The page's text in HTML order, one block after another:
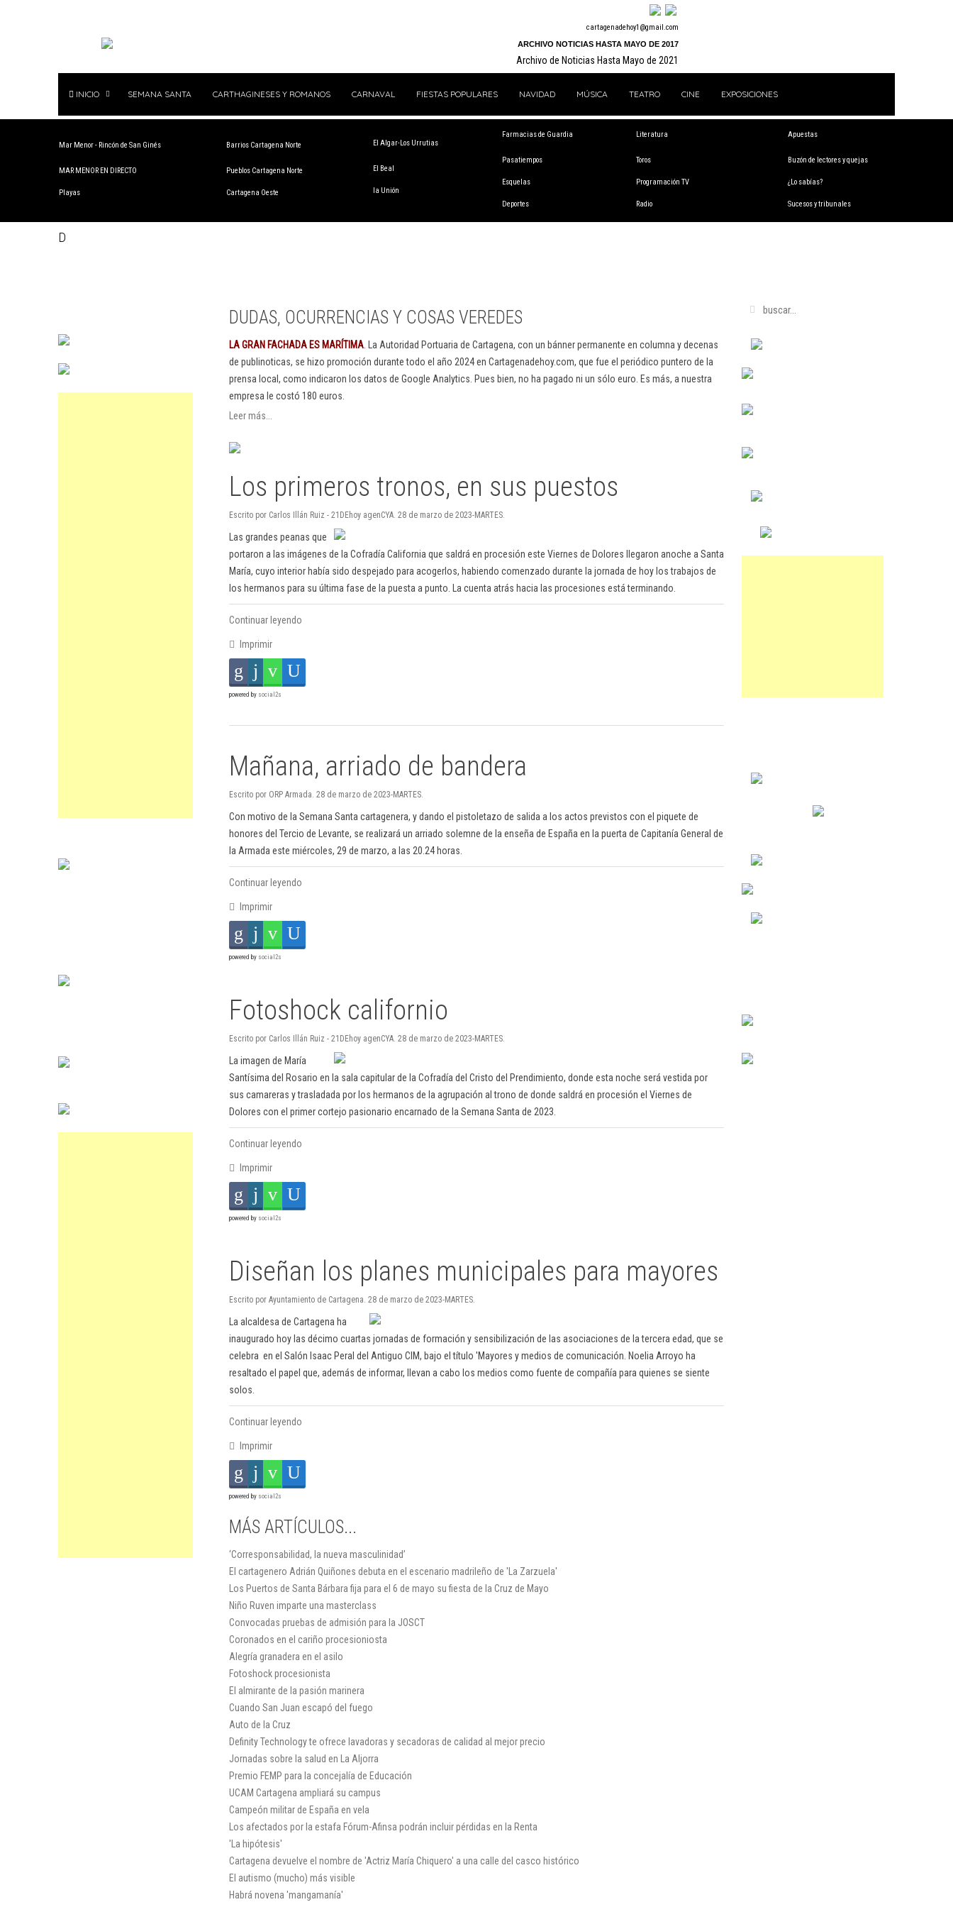
cartagenadehoy1@gmail.com
ARCHIVO NOTICIAS HASTA MAYO DE 2017
Archivo de Noticias Hasta Mayo de 2021
INICIO SEMANA SANTA CARTHAGINESES Y ROMANOS CARNAVAL FIESTAS POPULARES NAVIDAD MÚSICA TEATRO CINE EXPOSICIONES
Mar Menor - Rincón de San Ginés
MAR MENOR EN DIRECTO
Playas
Barrios Cartagena Norte
Pueblos Cartagena Norte
Cartagena Oeste
El Algar-Los Urrutias
El Beal
la Unión
Farmacias de Guardia
Pasatiempos
Esquelas
Deportes
Literatura
Toros
Programación TV
Radio
Apuestas
Buzón de lectores y quejas
¿Lo sabías?
Sucesos y tribunales
D
DUDAS, OCURRENCIAS Y COSAS VEREDES
LA GRAN FACHADA ES MARÍTIMA . La Autoridad Portuaria de Cartagena, con un bánner permanente en columna y decenas
de publinoticas, se hizo promoción durante todo el año 2024 en Cartagenadehoy.com, que fue el periódico puntero de la
prensa local, como indicaron los datos de Google Analytics. Pues bien, no ha pagado ni un sólo euro. Es más, a nuestra
empresa le costó 180 euros.
Leer más...
Los primeros tronos, en sus puestos
Escrito por Carlos Illán Ruiz - 21DEhoy agenCYA. 28 de marzo de 2023-MARTES.
Las grandes peanas que
portaron a las imágenes de la Cofradía California que saldrá en procesión este Viernes de Dolores llegaron anoche a Santa
María, cuyo interior había sido despejado para acogerlos, habiendo comenzado durante la jornada de hoy los trabajos de
los hermanos para su última fase de la puesta a punto. La cuenta atrás hacia las procesiones está terminando.
Continuar leyendo
Imprimir
powered by social2s
Mañana, arriado de bandera
Escrito por ORP Armada. 28 de marzo de 2023-MARTES.
Con motivo de la Semana Santa cartagenera, y dando el pistoletazo de salida a los actos previstos con el piquete de
honores del Tercio de Levante, se realizará un arriado solemne de la enseña de España en la puerta de Capitanía General de
la Armada este miércoles, 29 de marzo, a las 20.24 horas.
Continuar leyendo
Imprimir
powered by social2s
Fotoshock californio
Escrito por Carlos Illán Ruiz - 21DEhoy agenCYA. 28 de marzo de 2023-MARTES.
La imagen de María
Santísima del Rosario en la sala capitular de la Cofradía del Cristo del Prendimiento, donde esta noche será vestida por
sus camareras y trasladada por los hermanos de la agrupación al trono de donde saldrá en procesión el Viernes de
Dolores con el primer cortejo pasionario encarnado de la Semana Santa de 2023.
Continuar leyendo
Imprimir
powered by social2s
Diseñan los planes municipales para mayores
Escrito por Ayuntamiento de Cartagena. 28 de marzo de 2023-MARTES.
La alcaldesa de Cartagena ha
inaugurado hoy las décimo cuartas jornadas de formación y sensibilización de las asociaciones de la tercera edad, que se
celebra en el Salón Isaac Peral del Antiguo CIM, bajo el título 'Mayores y medios de comunicación. Noelia Arroyo ha
resaltado el papel que, además de informar, llevan a cabo los medios como fuente de compañía para quienes se siente
solos.
Continuar leyendo
Imprimir
powered by social2s
MÁS ARTÍCULOS...
‘Corresponsabilidad, la nueva masculinidad’
El cartagenero Adrián Quiñones debuta en el escenario madrileño de 'La Zarzuela'
Los Puertos de Santa Bárbara fija para el 6 de mayo su fiesta de la Cruz de Mayo
Niño Ruven imparte una masterclass
Convocadas pruebas de admisión para la JOSCT
Coronados en el cariño procesioniosta
Alegría granadera en el asilo
Fotoshock procesionista
El almirante de la pasión marinera
Cuando San Juan escapó del fuego
Auto de la Cruz
Definity Technology te ofrece lavadoras y secadoras de calidad al mejor precio
Jornadas sobre la salud en La Aljorra
Premio FEMP para la concejalía de Educación
UCAM Cartagena ampliará su campus
Campeón militar de España en vela
Los afectados por la estafa Fórum-Afinsa podrán incluir pérdidas en la Renta
'La hipótesis'
Cartagena devuelve el nombre de 'Actriz María Chiquero' a una calle del casco histórico
El autismo (mucho) más visible
Habrá novena 'mangamanía'